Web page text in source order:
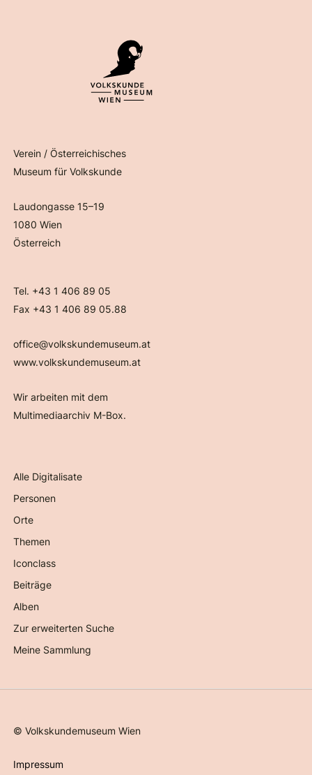
Verein / Österreichisches
Museum für Volkskunde
Laudongasse 15–19
1080 Wien
Österreich
Tel. +43 1 406 89 05
Fax +43 1 406 89 05.88
office@volkskundemuseum.at
www.volkskundemuseum.at
Wir arbeiten mit dem
Multimediaarchiv M-Box.
Alle Digitalisate
Personen
Orte
Themen
Iconclass
Beiträge
Alben
Zur erweiterten Suche
Meine Sammlung
©Volkskundemuseum Wien
Impressum